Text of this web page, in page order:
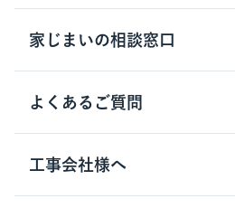
お客さまの声
空き家の処分を検討のお客様へ
解体工事に関わる法律
用語集
木造住宅の相場
鉄骨造住宅の相場
RC造住宅の相場
家じまいの相談窓口
家じまいの相談窓口
よくあるご質問
クラッソーネの利用方法
工事の進め方
工事会社様へ